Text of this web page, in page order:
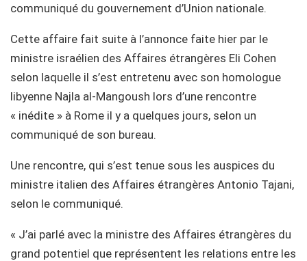
communiqué du gouvernement d’Union nationale.
Cette affaire fait suite à l’annonce faite hier par le
ministre israélien des Affaires étrangères Eli Cohen
selon laquelle il s’est entretenu avec son homologue
libyenne Najla al-Mangoush lors d’une rencontre
« inédite » à Rome il y a quelques jours, selon un
communiqué de son bureau.
Une rencontre, qui s’est tenue sous les auspices du
ministre italien des Affaires étrangères Antonio Tajani,
selon le communiqué.
« J’ai parlé avec la ministre des Affaires étrangères du
grand potentiel que représentent les relations entre les